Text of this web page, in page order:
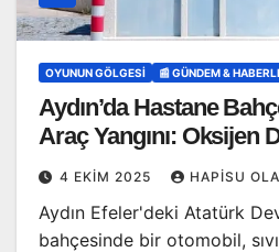
OYUNUN GÖLGESI 📰 GÜNDEM &
Aydın’da Hastane
Araç Yangını: Oksijen
4 EKIM 2025 HAPISU
Aydın Efeler'deki Atatürk
bahçesinde bir otomobil,